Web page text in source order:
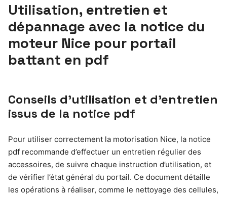
Utilisation, entretien et
dépannage avec la notice du
moteur Nice pour portail
battant en pdf
Conseils d’utilisation et d’entretien
issus de la notice pdf
Pour utiliser correctement la motorisation Nice, la notice
pdf recommande d’effectuer un entretien régulier des
accessoires, de suivre chaque instruction d’utilisation, et
de vérifier l’état général du portail. Ce document détaille
les opérations à réaliser, comme le nettoyage des cellules,